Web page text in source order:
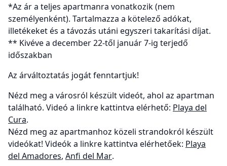
*Az ár a teljes apartmanra vonatkozik (nem
személyenként). Tartalmazza a kötelező adókat,
illetékeket és a távozás utáni egyszeri takarítási díjat.
** Kivéve a december 22-től január 7-ig terjedő
időszakban
Az árváltoztatás jogát fenntartjuk!
Nézd meg a városról készült videót, ahol az apartman
található. Videó a linkre kattintva elérhető: Playa del
Cura.
Nézd meg az apartmanhoz közeli strandokról készült
videókat! Videók a linkre kattintva elérhetőek: Playa
del Amadores, Anfi del Mar.